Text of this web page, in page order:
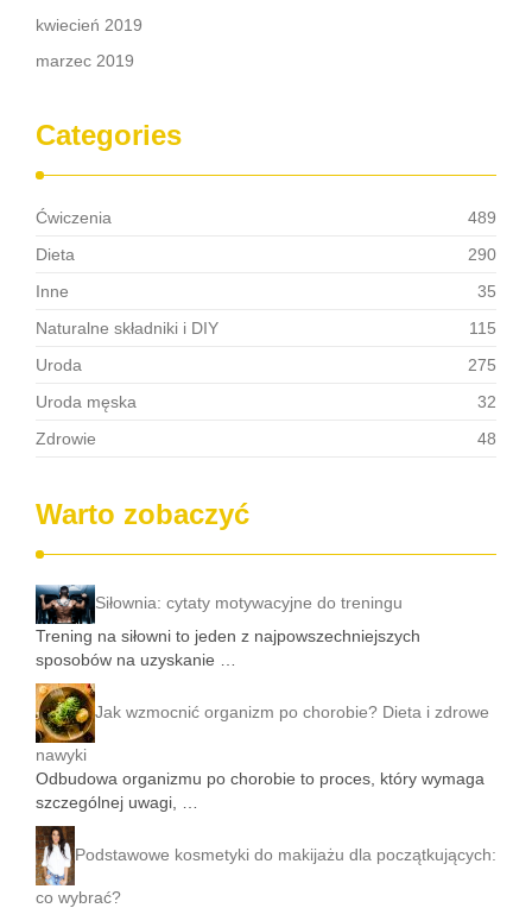
kwiecień 2019
marzec 2019
Categories
Ćwiczenia
489
Dieta
290
Inne
35
Naturalne składniki i DIY
115
Uroda
275
Uroda męska
32
Zdrowie
48
Warto zobaczyć
Siłownia: cytaty motywacyjne do treningu
Trening na siłowni to jeden z najpowszechniejszych
sposobów na uzyskanie …
Jak wzmocnić organizm po chorobie? Dieta i zdrowe
nawyki
Odbudowa organizmu po chorobie to proces, który wymaga
szczególnej uwagi, …
Podstawowe kosmetyki do makijażu dla początkujących:
co wybrać?